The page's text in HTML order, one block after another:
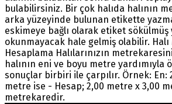
bulabilirsiniz. Bir çok halıda halının
arka yüzeyinde bulunan etikette
eskimeye bağlı olarak etiket sökülmüş
okunmayacak hale gelmiş olabilir.
Hesaplama Halılarınızın
halının eni ve boyu metre yardımıyla
sonuçlar birbiri ile çarpılır. Örnek: En:
metre ise - Hesap; 2,00 metre x 3,00
metrekaredir.